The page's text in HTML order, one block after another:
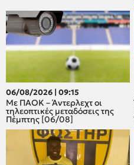
06/08/2026 | 09:15
Με ΠΑΟΚ – Άντερλεχτ οι
τηλεοπτικές μεταδόσεις της
Πέμπτης [06/08]